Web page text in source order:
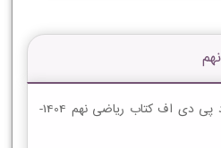
دانلود کتاب ریاضی نهمدانلود پی دی اف کتاب ریاضی نهم 1404-